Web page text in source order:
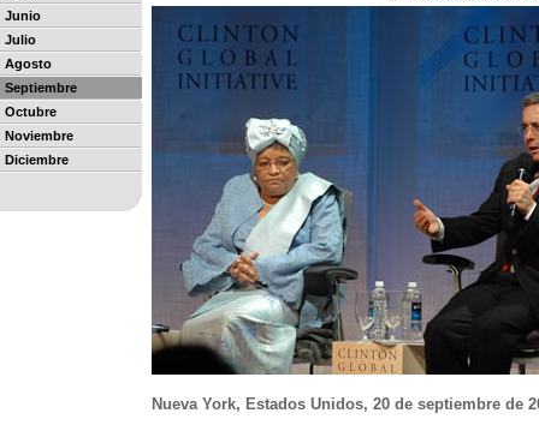
Junio
Julio
Agosto
Septiembre
Octubre
Noviembre
Diciembre
Nueva York, Estados Unidos, 20 de septiembre de